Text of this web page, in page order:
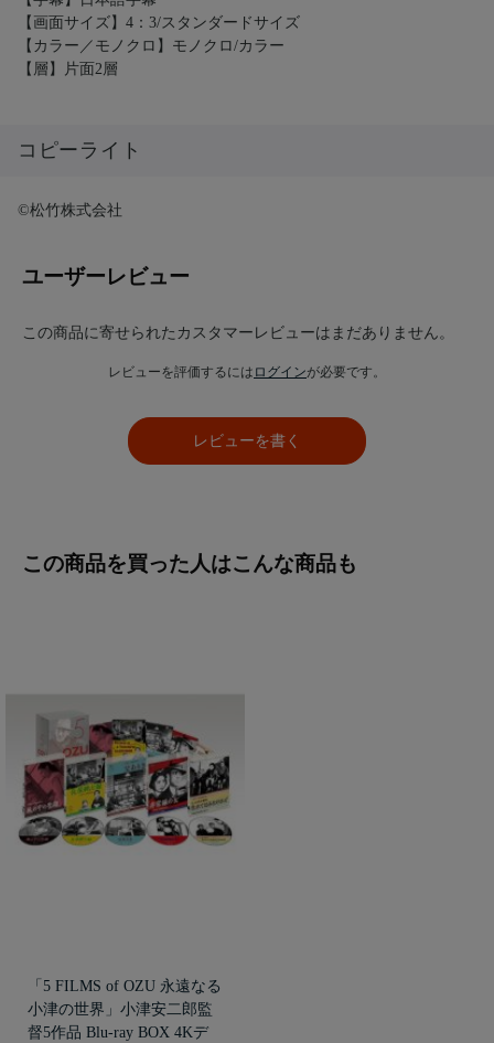
【画面サイズ】4：3/スタンダードサイズ
【カラー／モノクロ】モノクロ/カラー
【層】片面2層
コピーライト
©松竹株式会社
ユーザーレビュー
この商品に寄せられたカスタマーレビューはまだありません。
レビューを評価するには ログインが必要です。
レビューを書く
この商品を買った人はこんな商品も
「5 FILMS of OZU 永遠なる
小津の世界」小津安二郎監
督5作品 Blu-ray BOX 4Kデ